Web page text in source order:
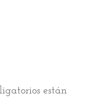
están